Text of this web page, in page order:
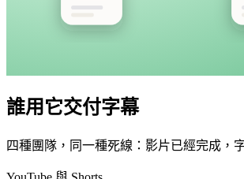
誰用它交付字幕
四種團隊，同一種死線：影片已經完成，